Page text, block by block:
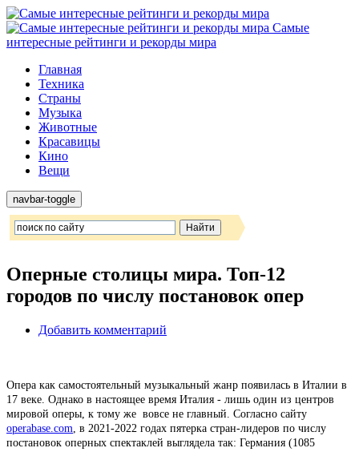
Самые
интересные рейтинги и рекорды мира
Главная
Техника
Страны
Музыка
Животные
Красавицы
Кино
Вещи
navbar-toggle
Оперные столицы мира. Топ-12
городов по числу постановок опер
Добавить комментарий
Опера как самостоятельный музыкальный жанр появилась в Италии в
17 веке. Однако в настоящее время Италия - лишь один из центров
мировой оперы, к тому же вовсе не главный. Согласно сайту
operabase.com , в 2021-2022 годах пятерка стран-лидеров по числу
постановок оперных спектаклей выглядела так: Германия (1085